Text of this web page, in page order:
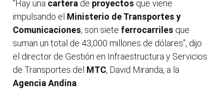
“Hay una cartera de proyectos que viene
impulsando el Ministerio de Transportes y
Comunicaciones, son siete ferrocarriles que
suman un total de 43,000 millones de dólares”, dijo
el director de Gestión en Infraestructura y Servicios
de Transportes del MTC, David Miranda, a la
Agencia Andina